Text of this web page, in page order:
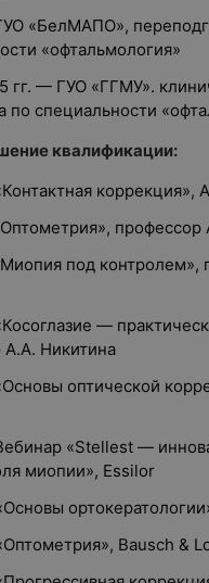
«БелМАПО»,
«офтальмология»
гг. — ГУО «ГГМУ».
по специальности
квалификации:
коррекция»,
профессор
под контролем»,
—
А.А. Никитина
оптической
«Stellest —
миопии», Essilor
Bausch &